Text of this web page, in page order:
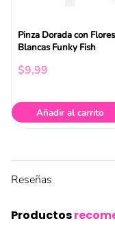
Pinza Dorada con Flores
Blancas Funky Fish
$9,99
Añadir al carrito
Reseñas
Productos